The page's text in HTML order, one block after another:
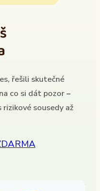
řešili skutečné
co si dát pozor –
sousedy až